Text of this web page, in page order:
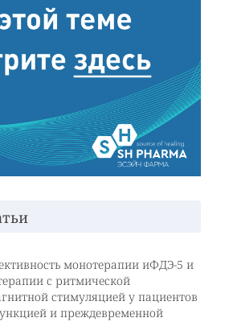
монотерапии иФДЭ-5 и
с ритмической
стимуляцией у пациентов
и преждевременной